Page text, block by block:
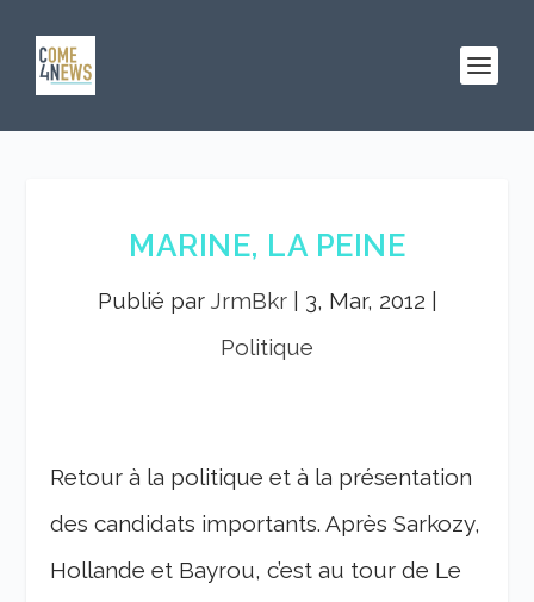
MARINE, LA PEINE
Publié par JrmBkr| 3, Mar, 2012
Politique
Retour à la politique et à la présentation
des candidats importants. Après Sarkozy,
Hollande et Bayrou, c’est au tour de Le